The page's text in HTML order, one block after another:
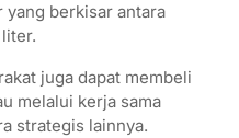
yang berkisar antara
liter.
juga dapat membeli
melalui kerja sama
strategis lainnya.